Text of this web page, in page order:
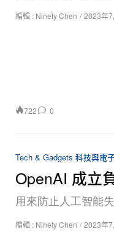
編輯 : Ninety Chen / 2023年7
722 0
Tech & Gadgets 科技與電
OpenAI 成立
用來防止人工智能失
編輯 : Ninety Chen / 2023年7